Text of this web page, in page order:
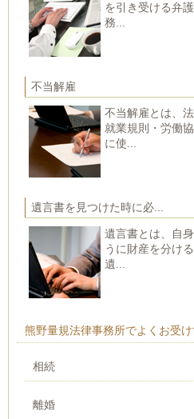
を引き受ける弁
務...
不当解雇
不当解雇とは、
就業規則・労働
に使...
遺言書を見つけた時に必...
遺言書とは、自
うに財産を分け
遺...
熊野量規法律事務所でよくお受
相続
離婚